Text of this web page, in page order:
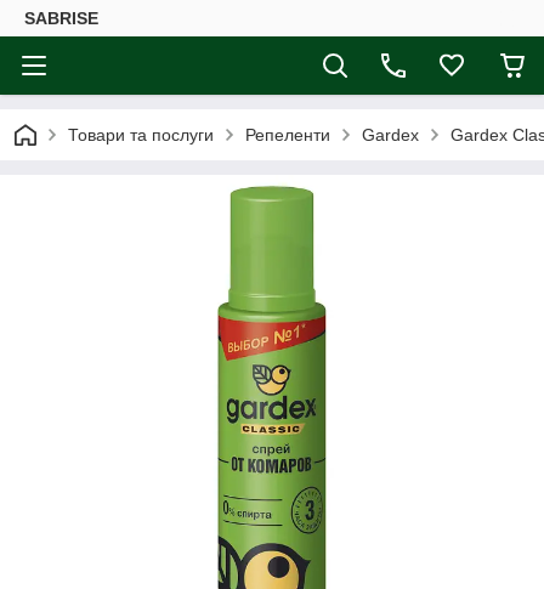
SABRISE
Товари та послуги Репеленти Gardex Gardex